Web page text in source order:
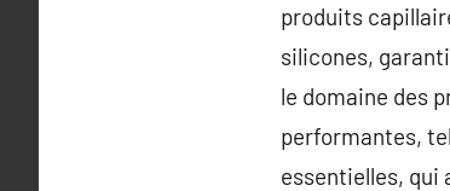
produits
silicones,
le domaine des
performantes,
essentielles, qui